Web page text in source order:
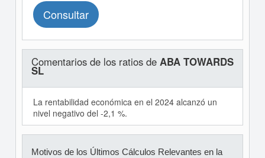
Consultar
Comentarios de los ratios de ABA TOWARDS
SL
La rentabilidad económica en el 2024 alcanzó un
nivel negativo del -2,1 %.
Motivos de los Últimos Cálculos Relevantes en la